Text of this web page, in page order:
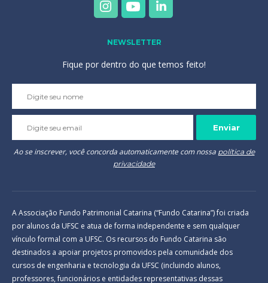
NEWSLETTER
Fique por dentro do que temos feito!
empty.
Ao se inscrever, você concorda automaticamente com nossa política de
privacidade
A Associação Fundo Patrimonial Catarina (“Fundo Catarina”) foi criada
por alunos da UFSC e atua de forma independente e sem qualquer
vínculo formal com a UFSC. Os recursos do Fundo Catarina são
destinados a apoiar projetos promovidos pela comunidade dos
cursos de engenharia e tecnologia da UFSC (incluindo alunos,
professores, funcionários e entidades representativas dessas